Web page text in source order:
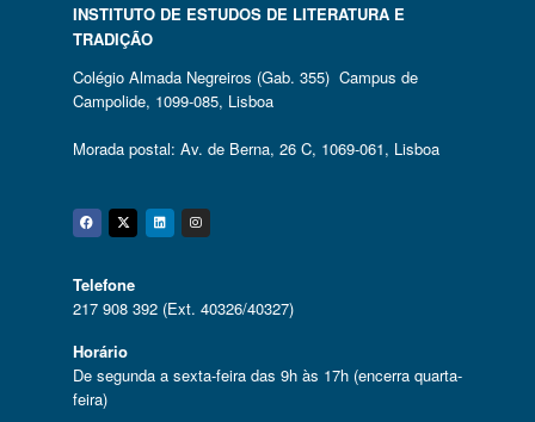
INSTITUTO DE ESTUDOS DE LITERATURA E
TRADIÇÃO
Colégio Almada Negreiros (Gab. 355) Campus de
Campolide, 1099-085, Lisboa
Morada postal: Av. de Berna, 26 C, 1069-061, Lisboa
Facebook
Twitter
Linkedin
Instagram
Telefone
217 908 392 (Ext. 40326/40327)
Horário
De segunda a sexta-feira das 9h às 17h (encerra quarta-
feira)